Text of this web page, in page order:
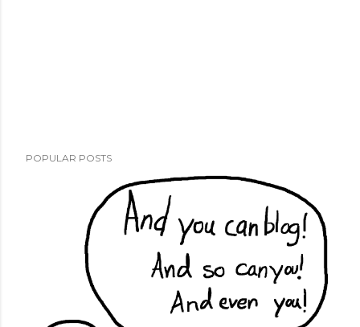
POPULAR POSTS